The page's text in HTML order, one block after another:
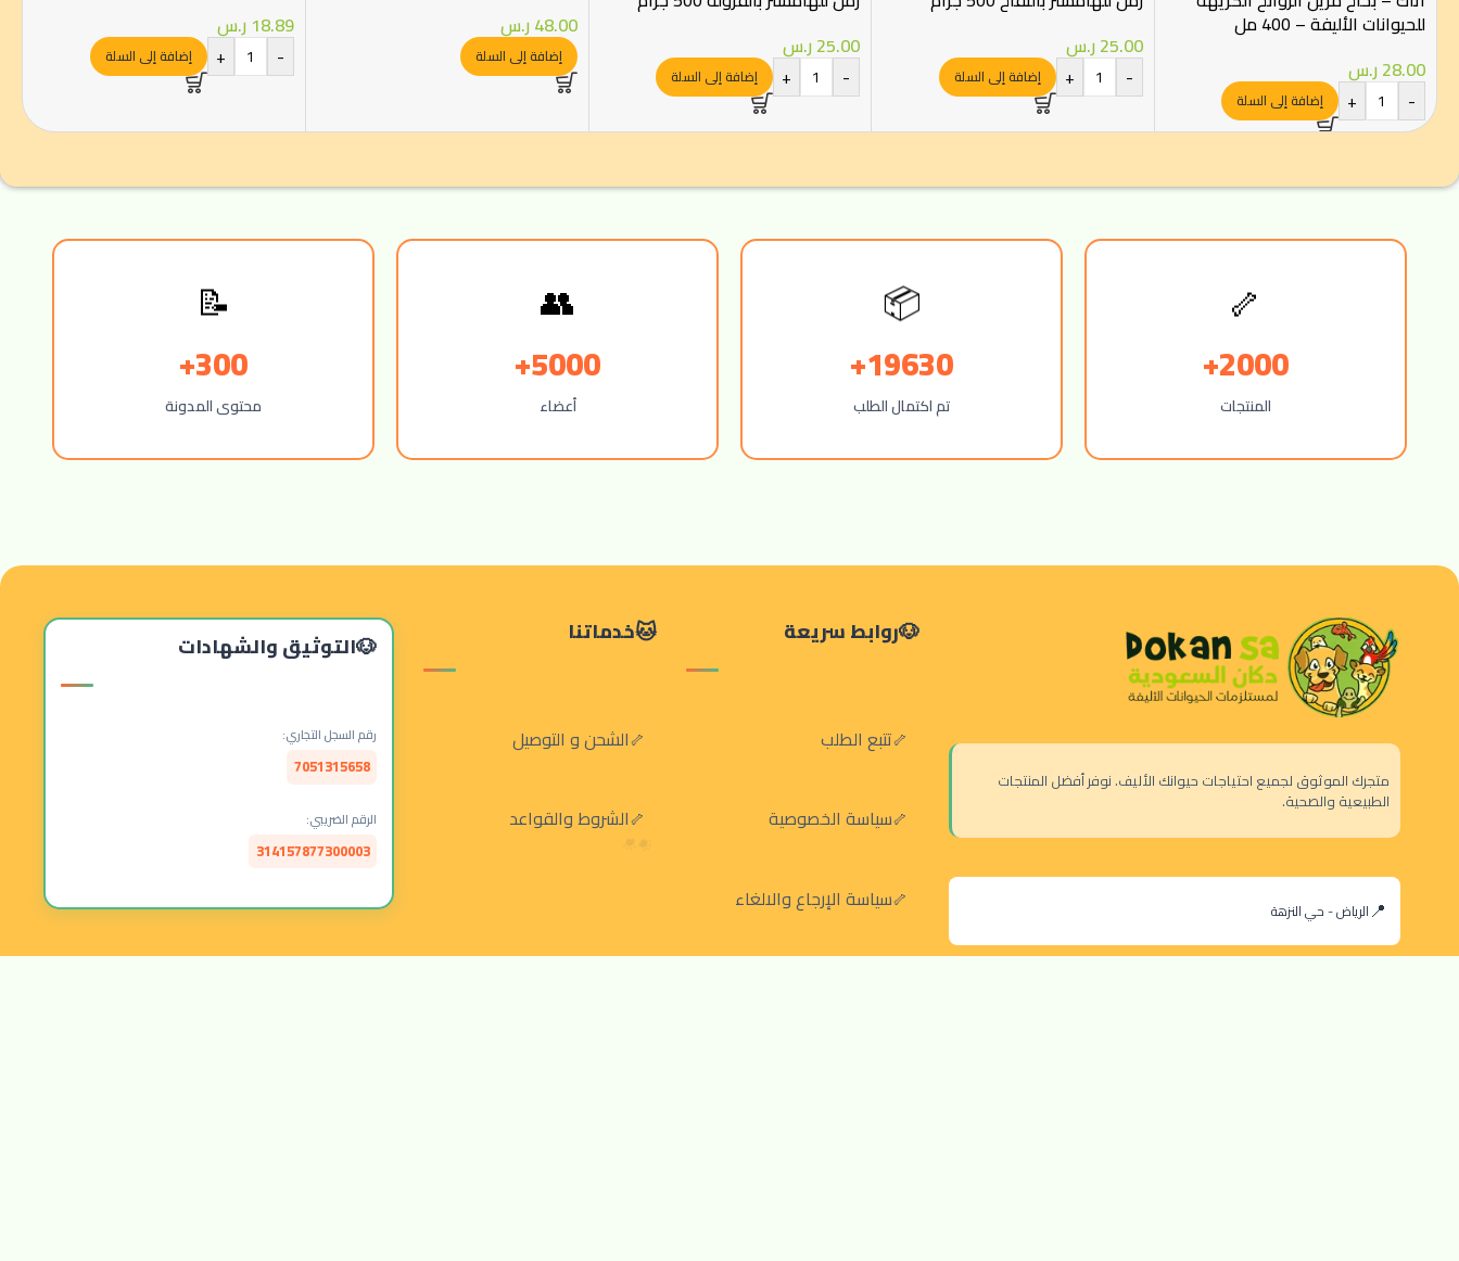
للحيوانات الأليفة – 400 مل
28.00ر.س
-
+ إضافة إلى السلة
25.00ر.س
-
+ إضافة إلى السلة
25.00ر.س
-
+ إضافة إلى السلة
48.00ر.س
إضافة إلى السلة
18.89 ر.س
-
+ إضافة إلى السلة
🦴
2000+
المنتجات
📦
19630+
تم اكتمال الطلب
👥
5000+
أعضاء
📝
300+
محتوى المدونة
متجرك الموثوق لجميع احتياجات حيوانك الأليف. نوفر أفضل المنتجات
الطبيعية والصحية.
الرياض - حي النزهة
روابط سريعة
تتبع الطلب
سياسة الخصوصية
سياسة الإرجاع والالغاء
خدماتنا
الشحن و التوصيل
الشروط والقواعد
التوثيق والشهادات
رقم السجل التجاري:
7051315658
الرقم الضريبي:
314157877300003